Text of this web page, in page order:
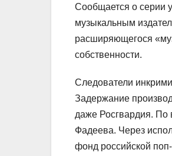
Сообщается о серии
музыкальным
расширяющегося
собственности.
Следователи
Задержание
даже Росгвардия. По
Фадеева. Через
фонд российской